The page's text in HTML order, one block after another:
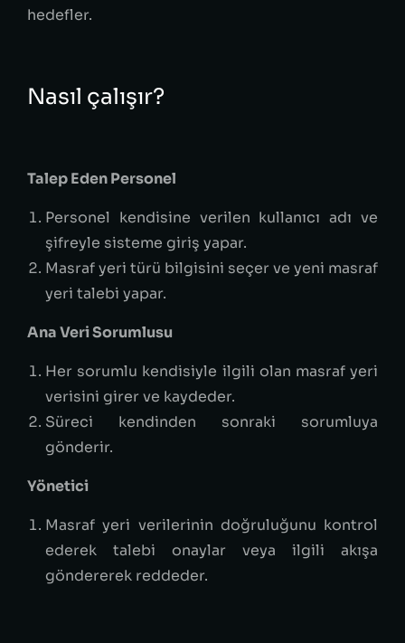
hedefler.
Nasıl çalışır?
Talep Eden Personel
Personel kendisine verilen kullanıcı adı ve
şifreyle sisteme giriş yapar.
Masraf yeri türü bilgisini seçer ve yeni masraf
yeri talebi yapar.
Ana Veri Sorumlusu
Her sorumlu kendisiyle ilgili olan masraf yeri
verisini girer ve kaydeder.
Süreci kendinden sonraki sorumluya
gönderir.
Yönetici
Masraf yeri verilerinin doğruluğunu kontrol
ederek talebi onaylar veya ilgili akışa
göndererek reddeder.